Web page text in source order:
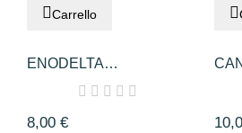
Carrello
ENODELTA
GRAGNANO
8,00 €